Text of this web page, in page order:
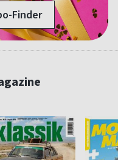
Finder